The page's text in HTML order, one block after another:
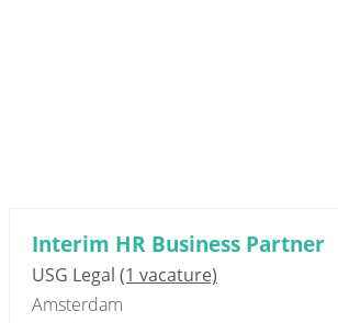
Interim HR Business Partner
USG Legal (1 vacature)
Amsterdam